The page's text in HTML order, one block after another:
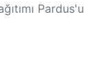
Pardus'u